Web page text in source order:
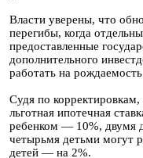
Власти уверены, что
перегибы, когда
предоставленные
дополнительного
работать на
Судя по
льготная ипотечная
ребенком — 10%, двумя
четырьмя детьми могут
детей — на 2%.